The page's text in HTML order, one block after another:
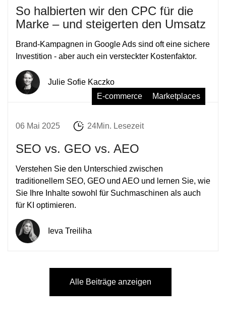
So halbierten wir den CPC für die
Marke – und steigerten den Umsatz
Brand-Kampagnen in Google Ads sind oft eine sichere
Investition - aber auch ein versteckter Kostenfaktor.
Julie Sofie Kaczko
E-commerce
Marketplaces
06 Mai 2025 24Min. Lesezeit
SEO vs. GEO vs. AEO
Verstehen Sie den Unterschied zwischen
traditionellem SEO, GEO und AEO und lernen Sie, wie
Sie Ihre Inhalte sowohl für Suchmaschinen als auch
für KI optimieren.
Ieva Treiliha
Alle Beiträge anzeigen